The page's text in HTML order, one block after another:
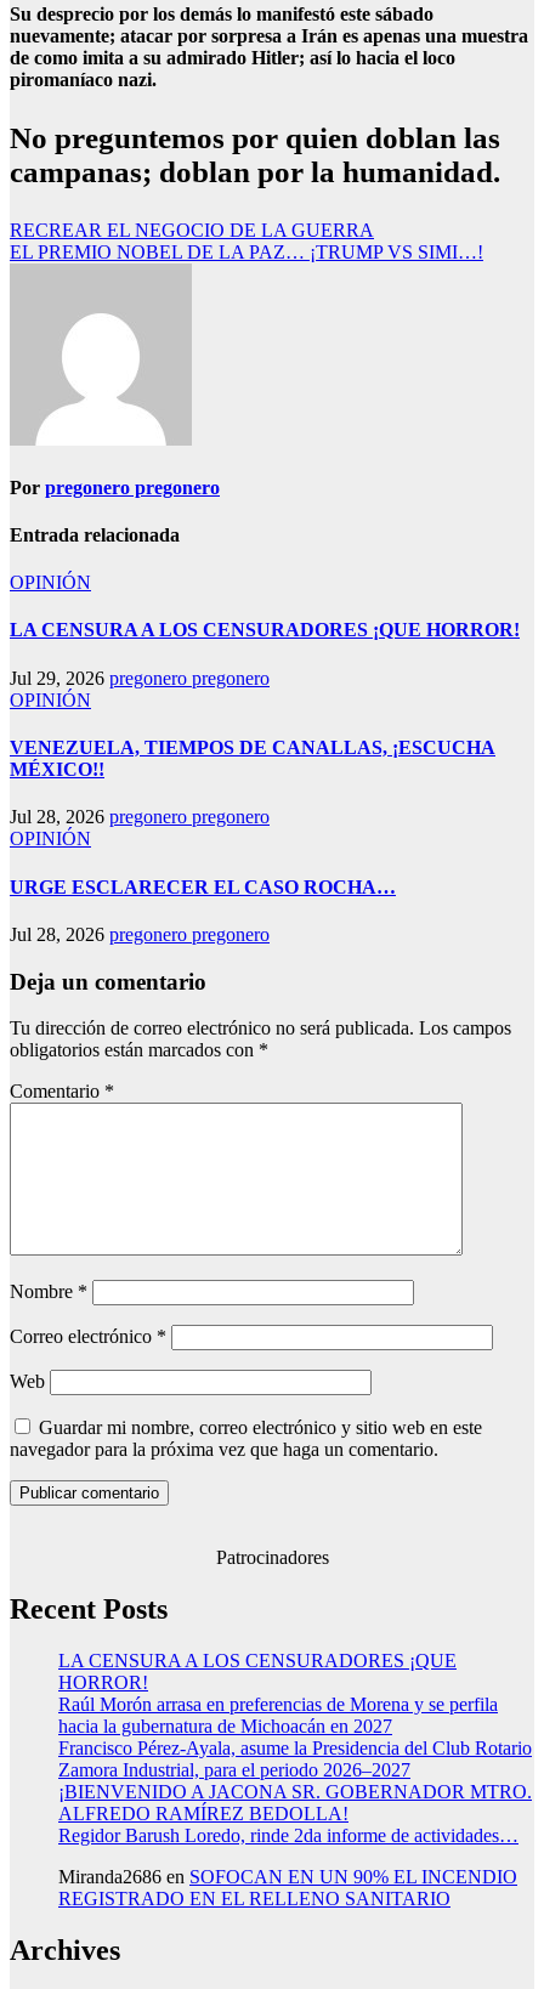
Su desprecio por los demás lo manifestó este sábado
nuevamente; atacar por sorpresa a Irán es apenas una muestra
de como imita a su admirado Hitler; así lo hacia el loco
piromaníaco nazi.
No preguntemos por quien doblan las
campanas; doblan por la humanidad.
Navegación
de
RECREAR EL NEGOCIO DE LA GUERRA
EL PREMIO NOBEL DE LA PAZ… ¡TRUMP VS SIMI…!
Por pregonero pregonero
Entrada relacionada
OPINIÓN
LA CENSURA A LOS CENSURADORES ¡QUE HORROR!
Jul 29, 2026 pregonero pregonero
OPINIÓN
VENEZUELA, TIEMPOS DE CANALLAS, ¡ESCUCHA
MÉXICO!!
Jul 28, 2026 pregonero pregonero
OPINIÓN
URGE ESCLARECER EL CASO ROCHA…
Jul 28, 2026 pregonero pregonero
Deja un comentario
Tu dirección de correo electrónico no será publicada. Los campos
obligatorios están marcados con *
Comentario *
Nombre *
Correo electrónico *
Web
Guardar mi nombre, correo electrónico y sitio web en este
navegador para la próxima vez que haga un comentario.
Patrocinadores
Recent Posts
LA CENSURA A LOS CENSURADORES ¡QUE
HORROR!
Raúl Morón arrasa en preferencias de Morena y se perfila
hacia la gubernatura de Michoacán en 2027
Francisco Pérez-Ayala, asume la Presidencia del Club Rotario
Zamora Industrial, para el periodo 2026–2027
¡BIENVENIDO A JACONA SR. GOBERNADOR MTRO.
ALFREDO RAMÍREZ BEDOLLA!
Regidor Barush Loredo, rinde 2da informe de actividades…
Miranda2686 en SOFOCAN EN UN 90% EL INCENDIO
REGISTRADO EN EL RELLENO SANITARIO
Archives